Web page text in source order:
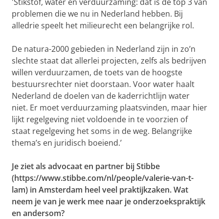
problemen die we nu in Nederland hebben. Bij
alledrie speelt het milieurecht een belangrijke rol.
De natura-2000 gebieden in Nederland zijn in zo’n
slechte staat dat allerlei projecten, zelfs als bedrijven
willen verduurzamen, de toets van de hoogste
bestuursrechter niet doorstaan. Voor water haalt
Nederland de doelen van de kaderrichtlijn water
niet. Er moet verduurzaming plaatsvinden, maar hier
lijkt regelgeving niet voldoende in te voorzien of
staat regelgeving het soms in de weg. Belangrijke
thema’s en juridisch boeiend.’
Je ziet als advocaat en partner bij Stibbe
(https://www.stibbe.com/nl/people/valerie-van-t-
lam) in Amsterdam heel veel praktijkzaken. Wat
neem je van je werk mee naar je onderzoekspraktijk
en andersom?